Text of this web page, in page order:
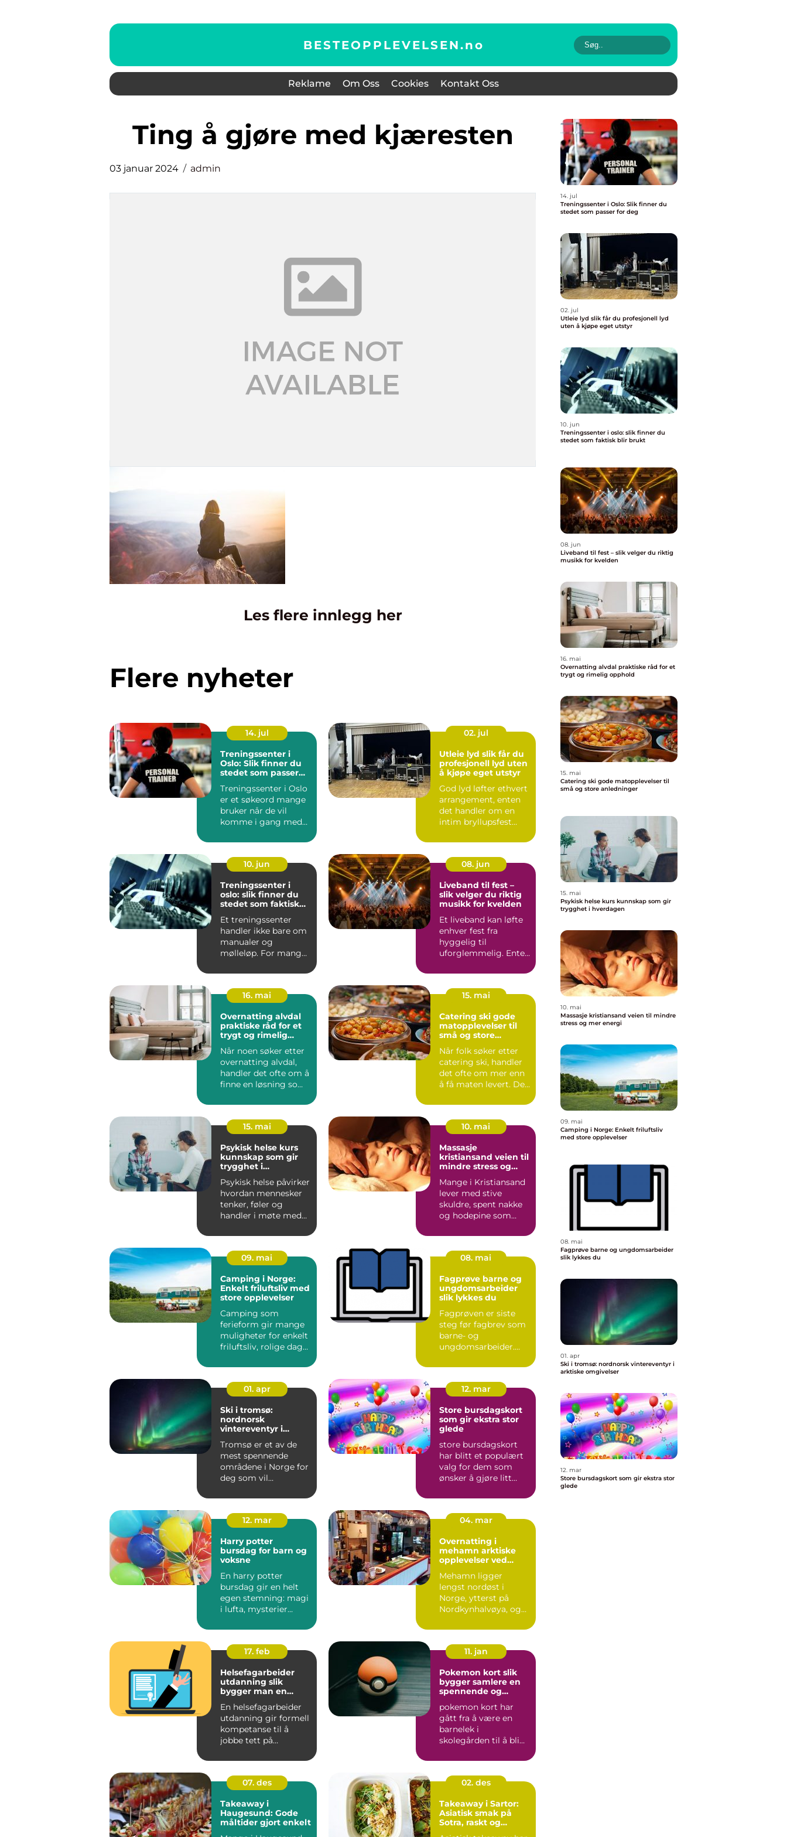
BESTEOPPLEVELSEN.no
Reklame Om Oss Cookies Kontakt Oss
ting å gjøre med kjæresten
03 januar 2024 admin
Les flere innlegg her
Flere nyheter
14. jul
Treningssenter i
Oslo: Slik finner du
stedet som passer
Treningssenter i Oslo
er et søkeord mange
bruker når de vil
komme i gang med
02. jul
Utleie lyd slik får du
profesjonell lyd uten
å kjøpe eget utstyr
God lyd løfter ethvert
arrangement, enten
det handler om en
intim bryllupsfest
10. jun
Treningssenter i
oslo: slik finner du
stedet som faktisk
Et treningssenter
handler ikke bare om
manualer og
mølleløp. For mange i
fast ho...
08. jun
Liveband til fest –
slik velger du riktig
musikk for kvelden
Et liveband kan løfte
enhver fest fra
hyggelig til
uforglemmelig. Enten
bry...
16. mai
Overnatting alvdal
praktiske råd for et
trygt og rimelig
Når noen søker etter
overnatting alvdal,
handler det ofte om å
finne en løsning som
15. mai
Catering ski gode
matopplevelser til
små og store
Når folk søker etter
catering ski, handler
det ofte om mer enn
å få maten levert. De
15. mai
Psykisk helse kurs
kunnskap som gir
trygghet i
Psykisk helse påvirker
hvordan mennesker
tenker, føler og
handler i møte med
un...
10. mai
Massasje
kristiansand veien til
mindre stress og
Mange i Kristiansand
lever med stive
skuldre, spent nakke
og hodepine som
igjen. Lan...
09. mai
Camping i Norge:
Enkelt friluftsliv med
store opplevelser
Camping som
ferieform gir mange
muligheter for enkelt
friluftsliv, rolige dager
08. mai
Fagprøve barne og
ungdomsarbeider
slik lykkes du
Fagprøven er siste
steg før fagbrev som
barne- og
ungdomsarbeider.
både spennende...
01. apr
Ski i tromsø:
nordnorsk
vintereventyr i
Tromsø er et av de
mest spennende
områdene i Norge for
deg som vil
rolig friluf...
12. mar
Store bursdagskort
som gir ekstra stor
glede
store bursdagskort
har blitt et populært
valg for dem som
ønsker å gjøre litt
bursdagsh...
12. mar
Harry potter
bursdag for barn og
voksne
En harry potter
bursdag gir en helt
egen stemning: magi
i lufta, mysterier
føl...
04. mar
Overnatting i
mehamn arktiske
opplevelser ved
Mehamn ligger
lengst nordøst i
Norge, ytterst på
Nordkynhalvøya, og
verdens nordligs...
17. feb
Helsefagarbeider
utdanning slik
bygger man en
En helsefagarbeider
utdanning gir formell
kompetanse til å
jobbe tett på
trenger hjelp...
11. jan
Pokemon kort slik
bygger samlere en
spennende og
pokemon kort har
gått fra å være en
barnelek i
skolegården til å bli
samlere i a...
07. des
Takeaway i
Haugesund: Gode
måltider gjort enkelt
02. des
Takeaway i Sartor:
Asiatisk smak på
Sotra, raskt og
14. jul
Treningssenter i Oslo: Slik finner du
stedet som passer for deg
02. jul
Utleie lyd slik får du profesjonell lyd
uten å kjøpe eget utstyr
10. jun
Treningssenter i oslo: slik finner du
stedet som faktisk blir brukt
08. jun
Liveband til fest – slik velger du riktig
musikk for kvelden
16. mai
Overnatting alvdal praktiske råd for et
trygt og rimelig opphold
15. mai
Catering ski gode matopplevelser til
små og store anledninger
15. mai
Psykisk helse kurs kunnskap som gir
trygghet i hverdagen
10. mai
Massasje kristiansand veien til mindre
stress og mer energi
09. mai
Camping i Norge: Enkelt friluftsliv
med store opplevelser
08. mai
Fagprøve barne og ungdomsarbeider
slik lykkes du
01. apr
Ski i tromsø: nordnorsk vintereventyr i
arktiske omgivelser
12. mar
Store bursdagskort som gir ekstra stor
glede